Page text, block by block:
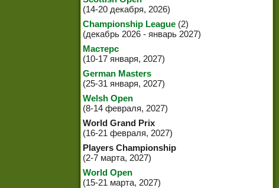
(14-20 декабря, 2026)
Championship League (2)
(декабрь 2026 - январь 2027)
Мастерс
(10-17 января, 2027)
German Masters
(25-31 января, 2027)
Welsh Open
(8-14 февраля, 2027)
World Grand Prix
(16-21 февраля, 2027)
Players Championship
(2-7 марта, 2027)
World Open
(15-21 марта, 2027)